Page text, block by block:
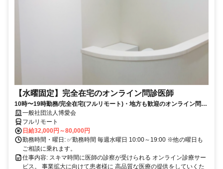
【水曜固定】完全在宅のオンライン問診医師
10時〜19時勤務/完全在宅(フルリモート)・地方も歓迎のオンライン問診
業務一般社団法人博愛会
フルリモート
日給32,000円～80,000円
勤務時間・曜日: ✅勤務時間 毎週水曜日 10:00～19:00 ※他の曜日も
ご相談に乗れます。
仕事内容: スキマ時間に医師の診察が受けられる オンライン診療サー
ビス。 事業拡大に向けて患者様に 高品質な医療の提供をしていくた